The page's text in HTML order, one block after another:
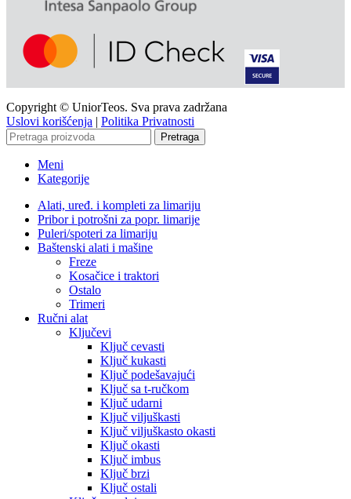
Copyright © UniorTeos. Sva prava zadržana
Uslovi korišćenja | Politika Privatnosti
Pretraga
Meni
Kategorije
Alati, uređ. i kompleti za limariju
Pribor i potrošni za popr. limarije
Puleri/spoteri za limariju
Baštenski alati i mašine
Freze
Kosačice i traktori
Ostalo
Trimeri
Ručni alat
Ključevi
Ključ cevasti
Ključ kukasti
Ključ podešavajući
Ključ sa t-ručkom
Ključ udarni
Ključ viljuškasti
Ključ viljuškasto okasti
Ključ okasti
Ključ imbus
Ključ brzi
Ključ ostali